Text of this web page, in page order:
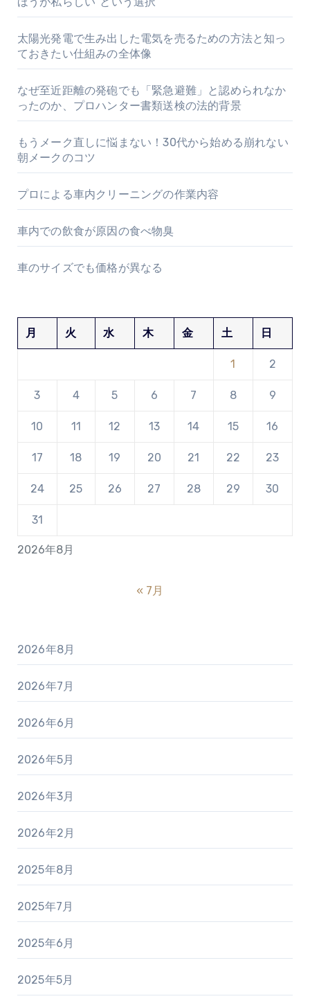
太陽光発電で生み出した電気を売るための方法と知っ
ておきたい仕組みの全体像
なぜ至近距離の発砲でも「緊急避難」と認められなか
ったのか、プロハンター書類送検の法的背景
もうメーク直しに悩まない！30代から始める崩れない
朝メークのコツ
プロによる車内クリーニングの作業内容
車内での飲食が原因の食べ物臭
車のサイズでも価格が異なる
2026年8月
月 火 水 木 金 土 日
1 2
3 4 5 6 7 8 9
10 11 12 13 14 15 16
17 18 19 20 21 22 23
24 25 26 27 28 29 30
31
« 7月
2026年8月
2026年7月
2026年6月
2026年5月
2026年3月
2026年2月
2025年8月
2025年7月
2025年6月
2025年5月